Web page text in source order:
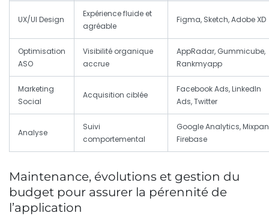
UX/UI Design
Expérience fluide et
agréable
Figma, Sketch, Adobe XD
Optimisation
ASO
Visibilité organique
accrue
AppRadar, Gummicube,
Rankmyapp
Marketing
Social
Acquisition ciblée
Facebook Ads, LinkedIn
Ads, Twitter
Analyse
Suivi
comportemental
Google Analytics,
Firebase
Maintenance, évolutions et gestion du
budget pour assurer la pérennité de
l’application